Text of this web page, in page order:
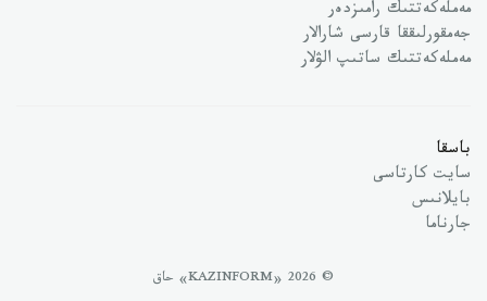
مەملەكەتتىك رامىزدەر
جەمقورلىققا قارسى شارالار
مەملەكەتتىك ساتىپ الۋلار
باسقا
سايت كارتاسى
بايلانىس
جارناما
© 2026 «KAZINFORM» حاق